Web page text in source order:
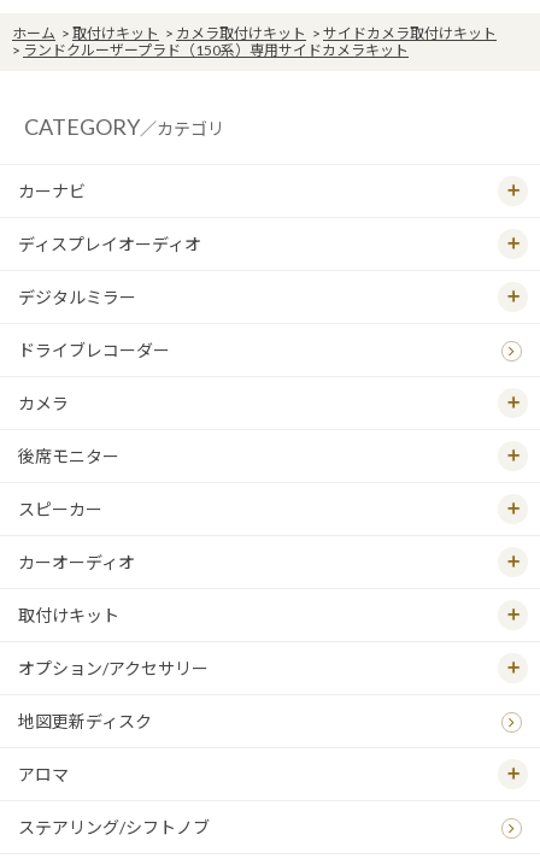
ホーム > 取付けキット > カメラ取付けキット > サイドカメラ取付けキット
> ランドクルーザープラド（150系）専用サイドカメラキット
CATEGORY／カテゴリ
カーナビ
ディスプレイオーディオ
デジタルミラー
ドライブレコーダー
カメラ
後席モニター
スピーカー
カーオーディオ
取付けキット
オプション/アクセサリー
地図更新ディスク
アロマ
ステアリング/シフトノブ